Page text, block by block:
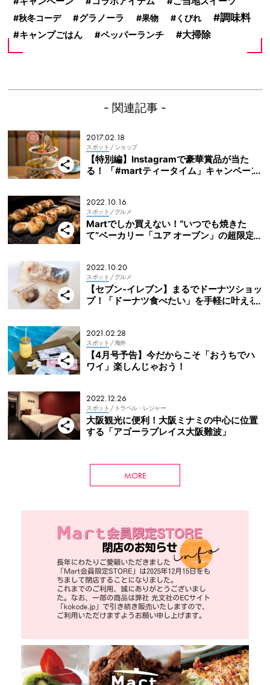
秋冬コーデ グラノーラ 果物 くびれ 調味料
キャンプごはん ペッパーランチ 大掃除
- 関連記事 -
2017.02.18
スポット / ショップ
【特別編】Instagramで豪華賞品が当た
る！ 「#martティータイム」キャンペーン
2022.10.16
スポット / グルメ
Martでしか買えない！“いつでも焼きた
て”ベーカリー「ユア オーブン」の超限定
2022.10.20
スポット / グルメ
【セブン-イレブン】まるでドーナツショッ
プ！「ドーナツ食べたい」を手軽に叶える
2021.02.28
スポット / 海外
【4月号予告】今だからこそ「おうちでハ
ワイ」楽しんじゃおう！
2022.12.26
スポット / トラベル・レジャー
大阪観光に便利！大阪ミナミの中心に位置
する「アゴーラプレイス大阪難波」
MORE